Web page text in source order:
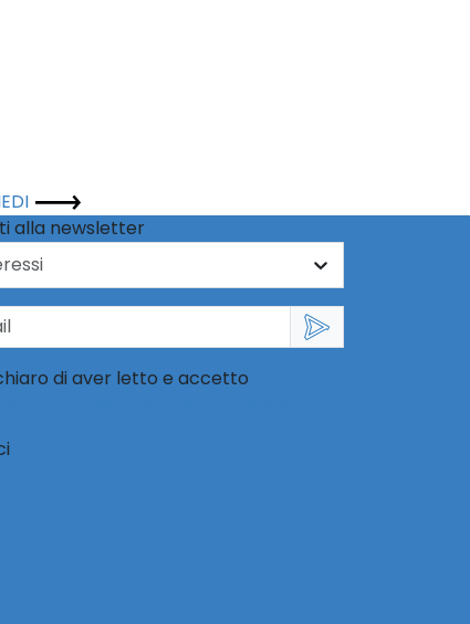
alla newsletter
di aver letto e accetto